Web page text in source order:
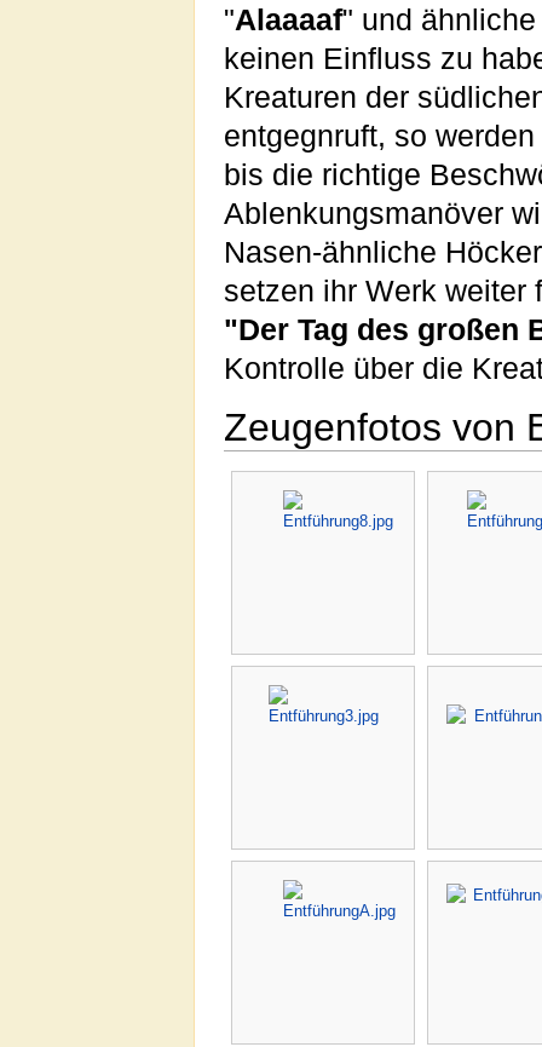
"Alaaaaf" und
keinen Einfluss zu
Kreaturen der
entgegnruft, so
bis die richtige
Ablenkungsmanöver
Nasen-ähnliche
setzen ihr Werk
"Der Tag des großen
Kontrolle über die
Zeugenfotos von